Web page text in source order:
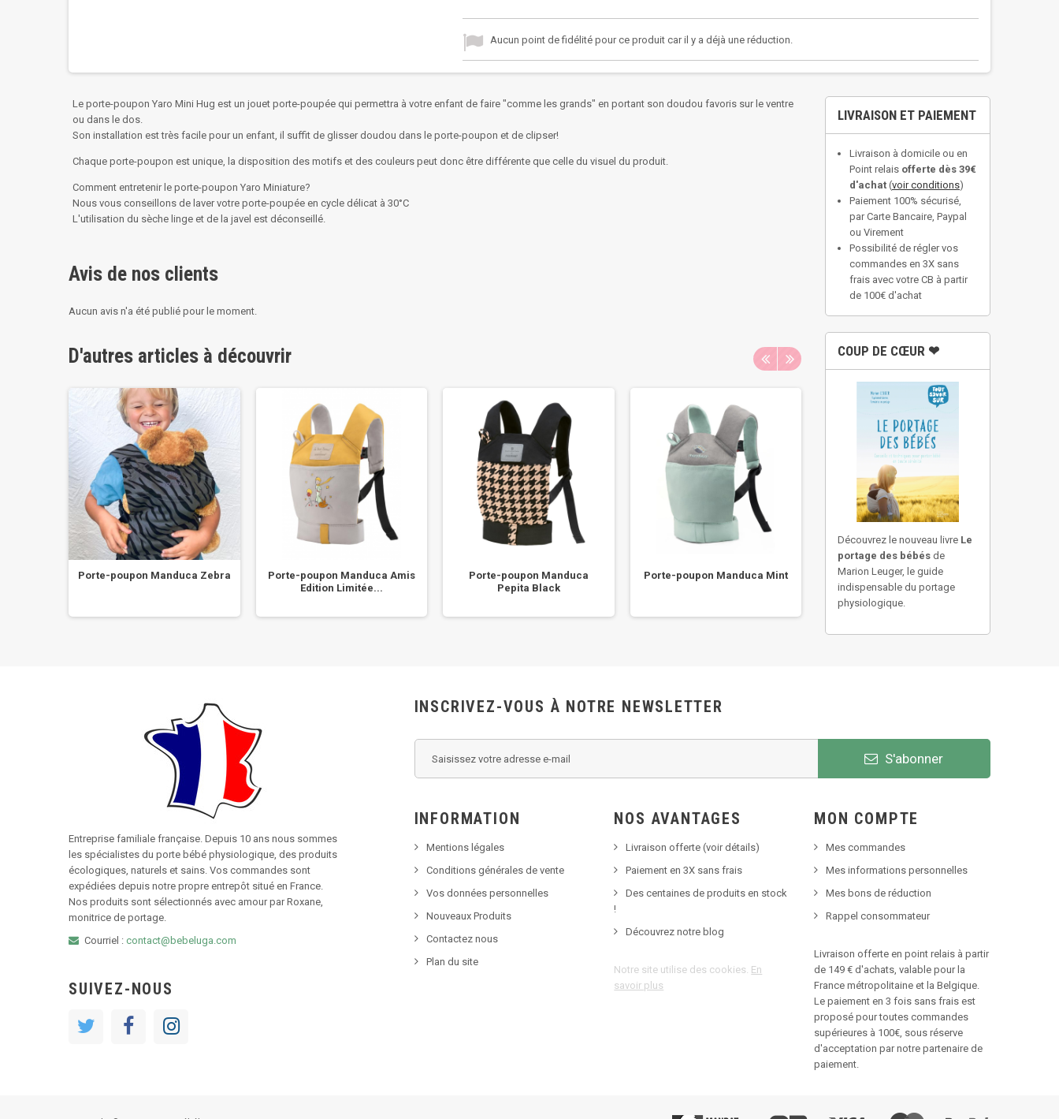
Aucun point de fidélité pour ce produit car il y a déjà une réduction.
Le porte-poupon Yaro Mini Hug est un jouet porte-poupée qui permettra à votre enfant de faire "comme les grands" en portant son doudou favoris sur le ventre
ou dans le dos.
Son installation est très facile pour un enfant, il suffit de glisser doudou dans le porte-poupon et de clipser!
Chaque porte-poupon est unique, la disposition des motifs et des couleurs peut donc être différente que celle du visuel du produit.
Comment entretenir le porte-poupon Yaro Miniature?
Nous vous conseillons de laver votre porte-poupée en cycle délicat à 30°C
L'utilisation du sèche linge et de la javel est déconseillé.
Avis de nos clients
Aucun avis n'a été publié pour le moment.
D'autres articles à découvrir
Porte-poupon Manduca Zebra
Porte-poupon Manduca Amis
Edition Limitée...
Porte-poupon Manduca
Pepita Black
Porte-poupon Manduca Mint
Porte-poupon Manduca Lune
Edition Limitée...
LIVRAISON ET PAIEMENT
Livraison à domicile ou en
Point relais offerte dès 39€
d'achat (voir conditions)
Paiement 100% sécurisé,
par Carte Bancaire, Paypal
ou Virement
Possibilité de régler vos
commandes en 3X sans
frais avec votre CB à partir
de 100€ d'achat
COUP DE CŒUR ❤
Découvrez le nouveau livre Le
portage des bébés de
Marion Leuger, le guide
indispensable du portage
physiologique.
Entreprise familiale française. Depuis 10 ans nous sommes
les spécialistes du porte bébé physiologique, des produits
écologiques, naturels et sains. Vos commandes sont
expédiées depuis notre propre entrepôt situé en France.
Nos produits sont sélectionnés avec amour par Roxane,
monitrice de portage.
Courriel : contact@bebeluga.com
SUIVEZ-NOUS
INSCRIVEZ-VOUS À NOTRE NEWSLETTER
S'abonner
INFORMATION
Mentions légales
Conditions générales de vente
Vos données personnelles
Nouveaux Produits
Contactez nous
Plan du site
NOS AVANTAGES
Livraison offerte (voir détails)
Paiement en 3X sans frais
Des centaines de produits en stock
!
Découvrez notre blog
Notre site utilise des cookies. En
savoir plus
MON COMPTE
Mes commandes
Mes informations personnelles
Mes bons de réduction
Rappel consommateur
Livraison offerte en point relais à partir
de 149 € d'achats, valable pour la
France métropolitaine et la Belgique.
Le paiement en 3 fois sans frais est
proposé pour toutes commandes
supérieures à 100€, sous réserve
d'acceptation par notre partenaire de
paiement.